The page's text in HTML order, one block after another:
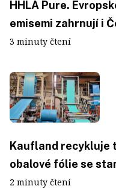
HHLA Pure.
emisemi zahrnují i
3 minuty čtení
Kaufland recykluje
obalové fólie se
2 minuty čtení